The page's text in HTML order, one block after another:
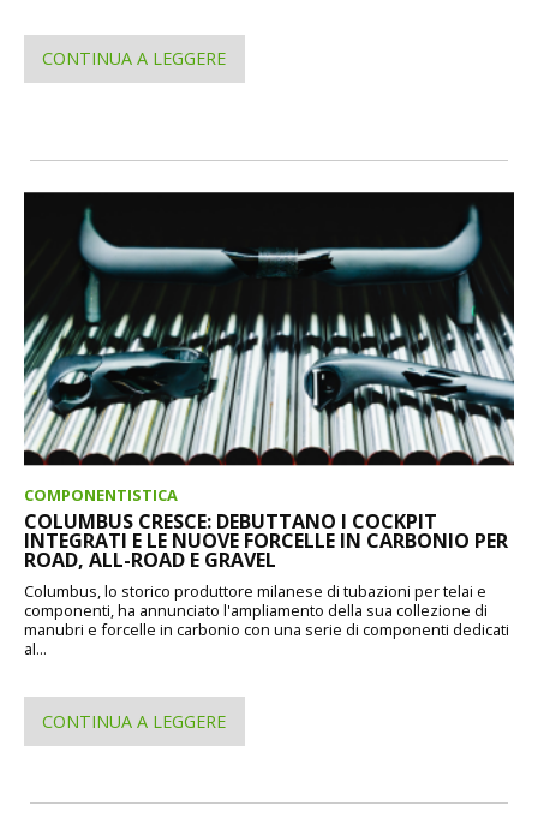
CONTINUA A LEGGERE
COMPONENTISTICA
COLUMBUS CRESCE: DEBUTTANO I COCKPIT
INTEGRATI E LE NUOVE FORCELLE IN CARBONIO PER
ROAD, ALL-ROAD E GRAVEL
Columbus, lo storico produttore milanese di tubazioni per telai e
componenti, ha annunciato l'ampliamento della sua collezione di
manubri e forcelle in carbonio con una serie di componenti dedicati
al...
CONTINUA A LEGGERE